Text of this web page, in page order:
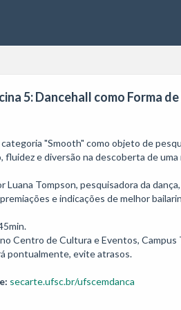
5: Dancehall como Forma
"Smooth" como objeto de
fluidez e diversão na descoberta de
Luana Tompson, pesquisadora da
e indicações de melhor
Centro de Cultura e Eventos, Campus
pontualmente, evite atrasos.
secarte.ufsc.br/ufscemdanca